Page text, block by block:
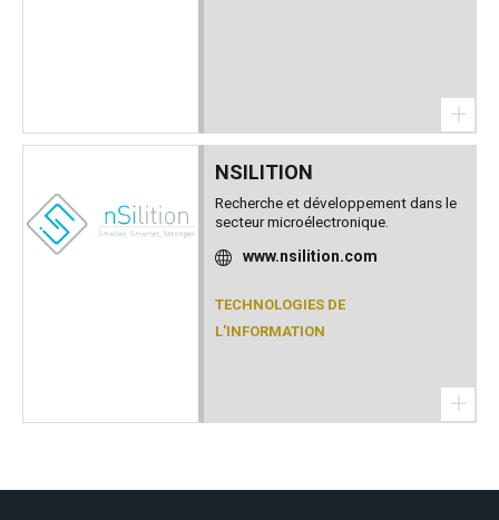
+
NSILITION
Recherche et développement dans le
secteur microélectronique.
www.nsilition.com
TECHNOLOGIES DE
L'INFORMATION
+